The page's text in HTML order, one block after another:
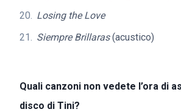
Losing the Love
Siempre Brillaras(acustico)
Quali canzoni non vedete l’ora di
disco di Tini?